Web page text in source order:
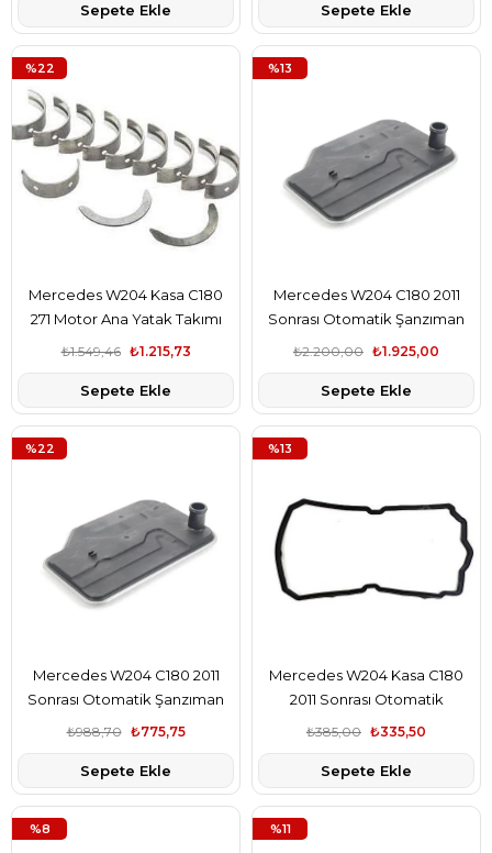
Sepete Ekle Sepete Ekle
Mercedes W204 Kasa C180
271 Motor Ana Yatak Takımı
Std Glyco Marka
₺1.215,73
₺1.549,46
Sepete Ekle
%22
Mercedes W204 C180 2011
Sonrası Otomatik Şanzıman
Filtresi Febi Marka
₺1.925,00
₺2.200,00
Sepete Ekle
%13
Mercedes W204 C180 2011
Sonrası Otomatik Şanzıman
Filtresi Blue Print Marka
₺775,75
₺988,70
Sepete Ekle
%22
Mercedes W204 Kasa C180
2011 Sonrası Otomatik
Şanzıman Karter Contası
₺335,50
₺385,00
Sepete Ekle
%13
%8 %11